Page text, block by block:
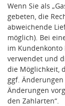
Wenn Sie als
gebeten, die
abweichende
möglich). Bei
im
verwendet und
die Möglichkeit,
ggf.
Änderungen
den Zahlarten“.